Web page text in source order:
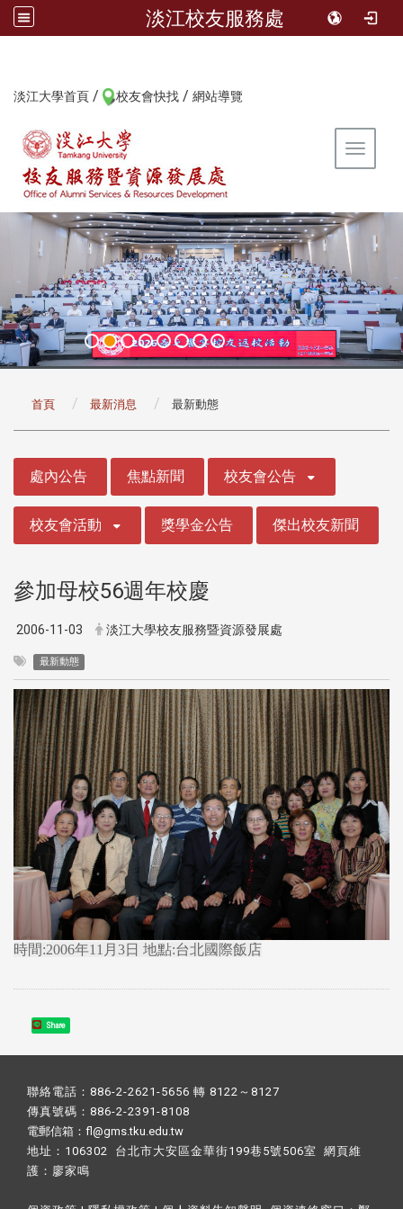
淡江校友服務處
淡江大學首頁 / 校友會快找 / 網站導覽
Toggle
首頁 最新消息 最新動態
處內公告 焦點新聞 校友會公告
校友會活動 獎學金公告 傑出校友新聞
參加母校56週年校慶
2006-11-03 淡江大學校友服務暨資源發展處
最新動態
時間:2006年11月3日 地點:台北國際飯店
Share
聯絡電話：886-2-2621-5656 轉 8122～8127
傳真號碼：886-2-2391-8108
電郵信箱：fl@gms.tku.edu.tw
地址：106302 台北市大安區金華街199巷5號506室 網頁維
護： 廖家鳴​